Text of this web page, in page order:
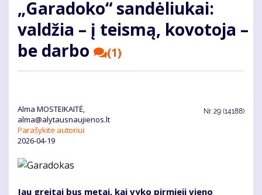
„Garadoko“ sandėliukai:
valdžia – į teismą, kovotoja –
be darbo
(1)
Alma MOSTEIKAITĖ,
alma@alytausnaujienos.lt
Parašykite autoriui
2026-04-19
Nr. 29 (14188)
Jau greitai bus metai, kai vyko pirmieji vieno